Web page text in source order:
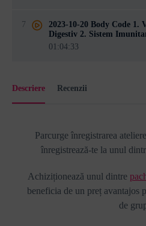
Descriere Recenzii
Parcurge înregistrarea
înregistrează-te la unul
Achiziționează unul dintre
beneficia de un preț avantajos
de
7
2023-10-20 Body Code 1.
Digestiv 2. Sistem
01:04:33